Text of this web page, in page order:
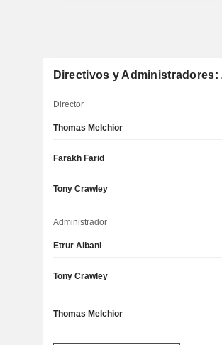
Directivos y Administradores:
Director
Thomas Melchior
Farakh Farid
Tony Crawley
Administrador
Etrur Albani
Tony Crawley
Thomas Melchior